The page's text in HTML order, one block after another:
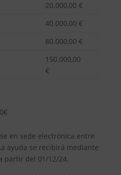
20.000,00 €
40.000,00 €
80.000,00 €
150.000,00
€
en sede electrónica entre
ayuda se recibirá mediante
partir del 01/12/24.